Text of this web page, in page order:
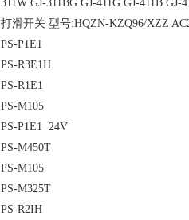
311W GJ-311BG GJ-411G GJ-411B GJ-
打滑开关 型号:HQZN-KZQ96/XZZ
PS-P1E1
PS-R3E1H
PS-R1E1
PS-M105
PS-P1E1 24V
PS-M450T
PS-M105
PS-M325T
PS-R2IH